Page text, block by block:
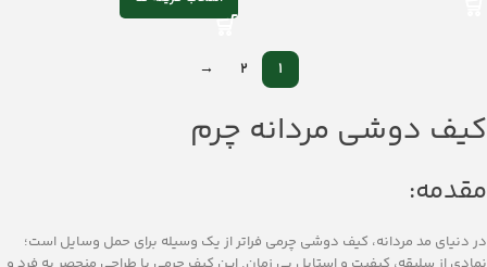
1
2
→
کیف دوشی مردانه چرم
مقدمه:
در دنیای مد مردانه، کیف دوشی چرمی فراتر از یک وسیله برای حمل وسایل است؛